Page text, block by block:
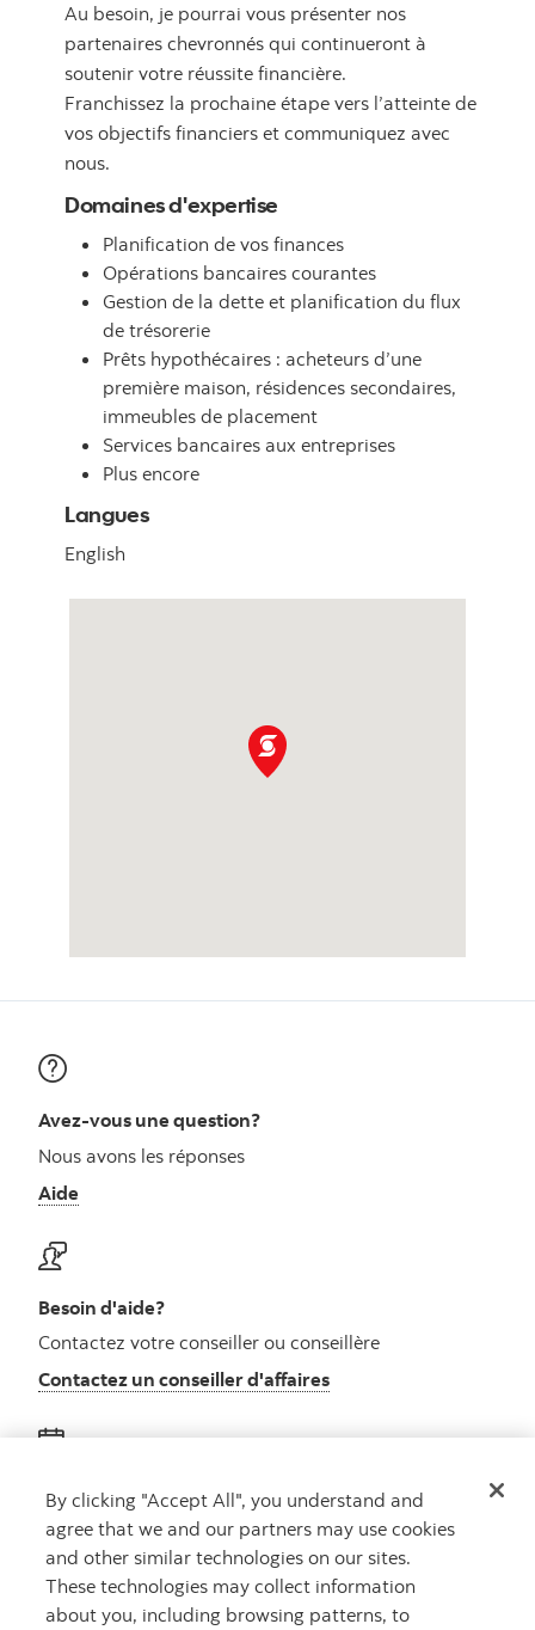
Au besoin, je pourrai vous présenter nos
partenaires chevronnés qui continueront à
soutenir votre réussite financière.
Franchissez la prochaine étape vers l’atteinte de
vos objectifs financiers et communiquez avec
nous.
Domaines d'expertise
Planification de vos finances
Opérations bancaires courantes
Gestion de la dette et planification du flux
de trésorerie
Prêts hypothécaires : acheteurs d’une
première maison, résidences secondaires,
immeubles de placement
Services bancaires aux entreprises
Plus encore
Langues
English
Avez-vous une question?
Nous avons les réponses
Aide
Besoin d'aide?
Contactez votre conseiller ou conseillère
Contactez un conseiller d'affaires
Obtenez des conseils
Rencontrez un conseiller
Prenez rendez-vous
By clicking "Accept All", you understand and
agree that we and our partners may use cookies
and other similar technologies on our sites.
These technologies may collect information
about you, including browsing patterns, to